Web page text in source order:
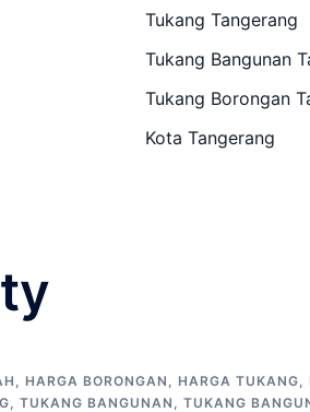
Tukang Tangerang
Tukang Bangunan
Tukang Borongan
Kota Tangerang
, HARGA BORONGAN , HARGA TUKANG,
, TUKANG BANGUNAN , TUKANG